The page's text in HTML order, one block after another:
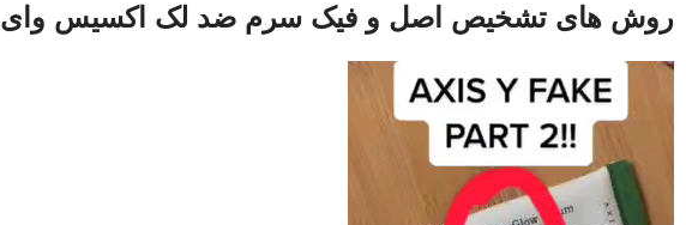
روش های تشخیص اصل و فیک سرم ضد لک اکسیس وای
نمایشگر